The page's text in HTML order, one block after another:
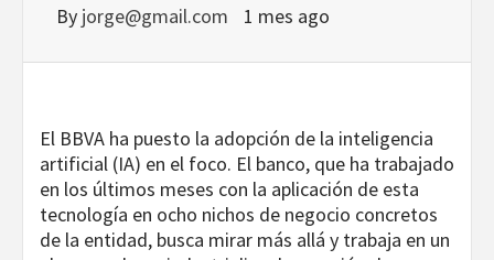
By jorge@gmail.com 1 mes ago
El BBVA ha puesto la adopción de la inteligencia
artificial (IA) en el foco. El banco, que ha trabajado
en los últimos meses con la aplicación de esta
tecnología en ocho nichos de negocio concretos
de la entidad, busca mirar más allá y trabaja en un